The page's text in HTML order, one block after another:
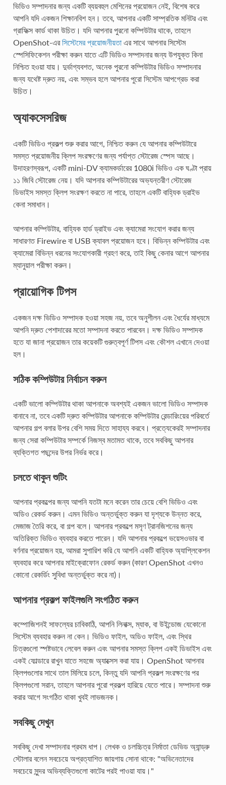
ভিডিও সম্পাদনার জন্য একটি ব্যয়বহুল মেশিনের প্রয়োজন নেই, বিশেষ করে
আপনি যদি একজন শিক্ষানবিশ হন। তবে, আপনার একটি সাম্প্রতিক মনিটর এবং
গ্রাফিক্স কার্ড থাকা উচিত। যদি আপনার পুরনো কম্পিউটার থাকে, তাহলে
OpenShot-এরসিস্টেমের প্রয়োজনীয়তাএর সাথে আপনার সিস্টেম
স্পেসিফিকেশন পরীক্ষা করুন যাতে এটি ভিডিও সম্পাদনার জন্য উপযুক্ত কিনা
নিশ্চিত হওয়া যায়। দুর্ভাগ্যবশত, অনেক পুরনো কম্পিউটার ভিডিও সম্পাদনার
জন্য যথেষ্ট দ্রুত নয়, এবং সম্ভব হলে আপনার পুরো সিস্টেম আপগ্রেড করা
উচিত।
অ্যাকসেসরিজ
একটি ভিডিও প্রকল্প শুরু করার আগে, নিশ্চিত করুন যে আপনার কম্পিউটারে
সমস্ত প্রয়োজনীয় ক্লিপ সংরক্ষণের জন্য পর্যাপ্ত স্টোরেজ স্পেস আছে।
উদাহরণস্বরূপ, একটি mini-DV ক্যামকর্ডারের 1080i ভিডিও এক ঘণ্টা প্রায়
১১ জিবি স্টোরেজ নেয়। যদি আপনার কম্পিউটারের অভ্যন্তরীণ স্টোরেজ
ডিভাইস সমস্ত ক্লিপ সংরক্ষণ করতে না পারে, তাহলে একটি বাহ্যিক ড্রাইভ
কেনা সমাধান।
আপনার কম্পিউটার, বাহ্যিক হার্ড ড্রাইভ এবং ক্যামেরা সংযোগ করার জন্য
সাধারণত Firewire বা USB ক্যাবল প্রয়োজন হবে। বিভিন্ন কম্পিউটার এবং
ক্যামেরা বিভিন্ন ধরনের সংযোগকারী গ্রহণ করে, তাই কিছু কেনার আগে আপনার
ম্যানুয়াল পরীক্ষা করুন।
প্রায়োগিক টিপস
একজন দক্ষ ভিডিও সম্পাদক হওয়া সহজ নয়, তবে অনুশীলন এবং ধৈর্যের মাধ্যমে
আপনি দ্রুত পেশাদারের মতো সম্পাদনা করতে পারবেন। দক্ষ ভিডিও সম্পাদক
হতে যা জানা প্রয়োজন তার কয়েকটি গুরুত্বপূর্ণ টিপস এবং কৌশল এখানে দেওয়া
হল।
সঠিক কম্পিউটার নির্বাচন করুন
একটি ভালো কম্পিউটার থাকা আপনাকে অবশ্যই একজন ভালো ভিডিও সম্পাদক
বানাবে না, তবে একটি দ্রুত কম্পিউটার আপনাকে কম্পিউটার রেন্ডারিংয়ের পরিবর্তে
আপনার গল্প বলার উপর বেশি সময় দিতে সাহায্য করবে। প্রত্যেকেরই সম্পাদনার
জন্য সেরা কম্পিউটার সম্পর্কে নিজস্ব মতামত থাকে, তবে সবকিছু আপনার
ব্যক্তিগত পছন্দের উপর নির্ভর করে।
চলতে থাকুন শুটিং
আপনার প্রকল্পের জন্য আপনি যতটা মনে করেন তার চেয়ে বেশি ভিডিও এবং
অডিও রেকর্ড করুন। এমন ভিডিও অন্তর্ভুক্ত করুন যা দৃশ্যকে উন্নত করে,
মেজাজ তৈরি করে, বা গল্প বলে। আপনার প্রকল্পে মসৃণ ট্রানজিশনের জন্য
অতিরিক্ত ভিডিও ব্যবহার করতে পারেন। যদি আপনার প্রকল্পে ভয়েসওভার বা
বর্ণনার প্রয়োজন হয়, আমরা সুপারিশ করি যে আপনি একটি বাহ্যিক অ্যাপ্লিকেশন
ব্যবহার করে আপনার মাইক্রোফোন রেকর্ড করুন (কারণ OpenShot এখনও
কোনো রেকর্ডিং সুবিধা অন্তর্ভুক্ত করে না)।
আপনার প্রকল্প ফাইলগুলি সংগঠিত করুন
কম্পোজিশনই সাফল্যের চাবিকাঠি, আপনি লিনাক্স, ম্যাক, বা উইন্ডোজ যেকোনো
সিস্টেম ব্যবহার করুন না কেন। ভিডিও ফাইল, অডিও ফাইল, এবং স্থির
চিত্রগুলো স্পষ্টভাবে লেবেল করুন এবং আপনার সমস্ত ক্লিপ একই ডিভাইস এবং
একই ফোল্ডারে রাখুন যাতে সহজে অ্যাক্সেস করা যায়। OpenShot আপনার
ক্লিপগুলোর সাথে তাল মিলিয়ে চলে, কিন্তু যদি আপনি প্রকল্প সংরক্ষণের পর
ক্লিপগুলো সরান, তাহলে আপনার পুরো প্রকল্প হারিয়ে যেতে পারে। সম্পাদনা শুরু
করার আগে সংগঠিত থাকা খুবই লাভজনক।
সবকিছু দেখুন
সবকিছু দেখা সম্পাদনার প্রথম ধাপ। লেখক ও চলচ্চিত্র নির্মাতা ডেভিড অ্যান্ড্রু
স্টোলার বলেন সবচেয়ে অপ্রত্যাশিত জায়গায় সোনা থাকে: "অভিনেতাদের
সবচেয়ে সুন্দর অভিব্যক্তিগুলো কাটের পরই পাওয়া যায়।"